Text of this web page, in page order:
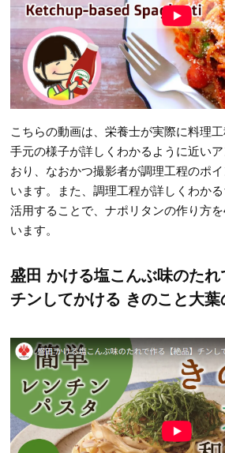
こちらの動画は、栄養士が実際に料理工
手元の様子が詳しくわかるように近い
おり、なおかつ撮影者が調理工程のポ
います。また、調理工程が詳しくわか
活用することで、ナポリタンの作り方
います。
盛田 かける塩こんぶ味のたれ
チンしてかける きのこと大